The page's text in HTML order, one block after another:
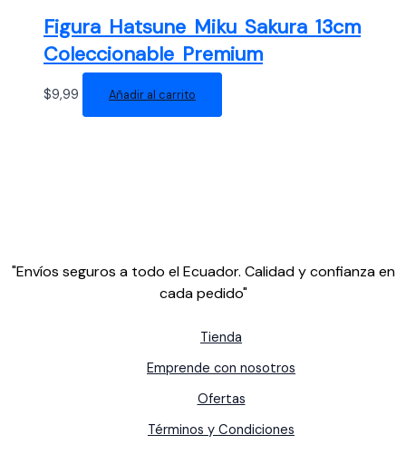
Figura Hatsune Miku Sakura 13cm
Coleccionable Premium
$9,99 Añadir al carrito
"Envíos seguros a todo el Ecuador. Calidad y confianza en
cada pedido"
Tienda
Emprende con nosotros
Ofertas
Términos y Condiciones